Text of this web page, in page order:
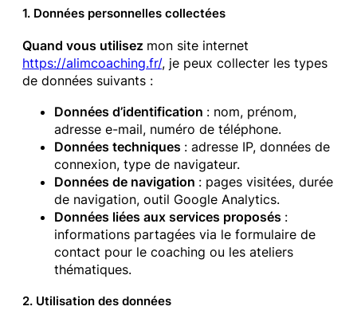
1. Données personnelles collectées
Quand vous utilisez mon site internet
https://alimcoaching.fr/, je peux collecter les types
de données suivants :
Données d’identification : nom, prénom,
adresse e-mail, numéro de téléphone.
Données techniques : adresse IP, données de
connexion, type de navigateur.
Données de navigation : pages visitées, durée
de navigation, outil Google Analytics.
Données liées aux services proposés :
informations partagées via le formulaire de
contact pour le coaching ou les ateliers
thématiques.
2. Utilisation des données